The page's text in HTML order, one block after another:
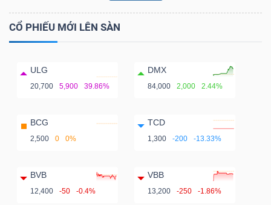
CỔ PHIẾU MỚI LÊN SÀN
ULG
20,700 5,900 39.86%
DMX
84,000 2,000 2.44%
BCG
2,500 0 0%
TCD
1,300 -200 -13.33%
BVB
12,400 -50 -0.4%
VBB
13,200 -250 -1.86%